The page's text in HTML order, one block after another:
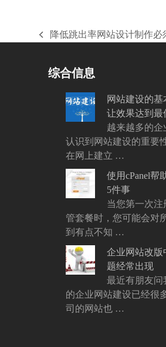
上
降低跳出率网站设计制作必
综合信息
网站建设的基
让效果达到最
越来越多的企
认识到网站建设的重要
在网上建立 …
使用cPanel帮
5件事
当您第一次注
管套餐时，您可能会对
到有点不知 …
企业网站改版
题经常出现
最近有朋友问
的企业网站建设已经很
司的网站也 …